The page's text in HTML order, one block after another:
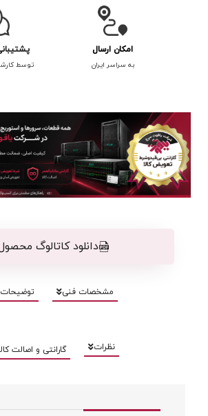
امکان ارسال
به سراسر ایران توسط
دانلود کاتالوگ
مشخصات فنی توضیحات
نظرات گارانتی و اصالت